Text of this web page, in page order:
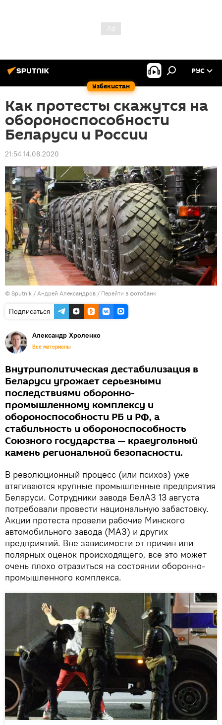
Узбекистан
РУС
Как протесты скажутся на
обороноспособности
Беларуси и России
21:54 14.08.2020
© Sputnik / Андрей Александров / Перейти в фотобанк
Подписаться
Александр Хроленко
Все материалы
Внутриполитическая дестабилизация в
Беларуси угрожает серьезными
последствиями оборонно-
промышленному комплексу и
обороноспособности РБ и РФ, а
стабильность и обороноспособность
Союзного государства — краеугольный
камень региональной безопасности.
В революционный процесс (или психоз) уже
втягиваются крупные промышленные предприятия
Беларуси. Сотрудники завода БелАЗ 13 августа
потребовали провести национальную забастовку.
Акции протеста провели рабочие Минского
автомобильного завода (МАЗ) и других
предприятий. Вне зависимости от причин или
полярных оценок происходящего, все это может
очень плохо отразиться на состоянии оборонно-
промышленного комплекса.